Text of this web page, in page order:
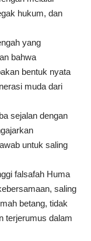
hukum, dan
yang
bahwa
bentuk nyata
muda dari
sejalan dengan
untuk saling
falsafah Huma
saling
betang, tidak
terjerumus dalam